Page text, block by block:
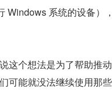
Windows 系统的设备）
这个想法是为了帮助推动
可能就没法继续使用那些